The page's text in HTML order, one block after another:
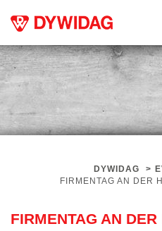
DYWIDAG >
FIRMENTAG AN DER
FIRMENTAG AN DER